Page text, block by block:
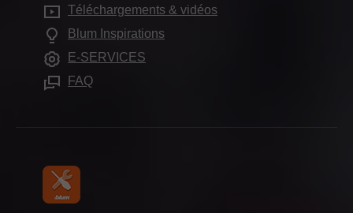
Autres produits
Aides de montage
Services pour architectes d'intérieur
Foire aux questions
Formation
Presse
Showroom de Blum
Showrooms
Téléchargements & vidéos
Blum Inspirations
E-SERVICES
FAQ